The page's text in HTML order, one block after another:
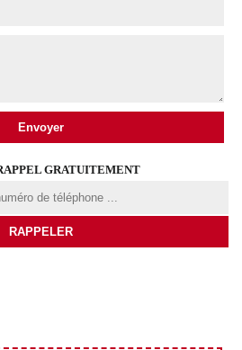
GRATUITEMENT